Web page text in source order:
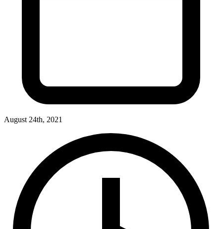
August 24th, 2021